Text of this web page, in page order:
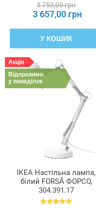
3 753,00 грн
3 657,00 грн
У КОШИК
Акція
Відправимо
у понеділок
ІКЕА Настільна лампа,
білий FORSÅ ФОРСО,
304.391.17